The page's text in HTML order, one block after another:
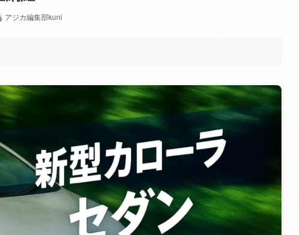
アジカ編集部kuni